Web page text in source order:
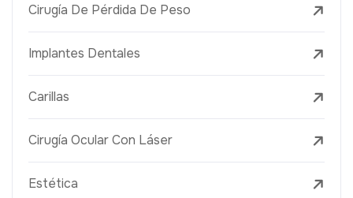
Cirugía De Pérdida De Peso
Implantes Dentales
Carillas
Cirugía Ocular Con Láser
Estética